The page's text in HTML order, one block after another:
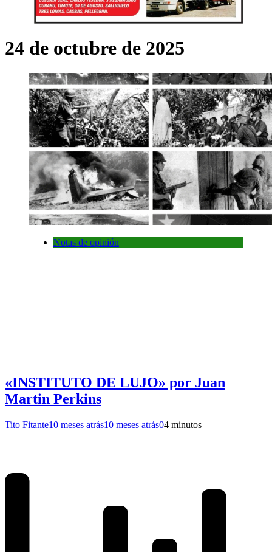
24 de octubre de 2025
Notas de opinión
«INSTITUTO DE LUJO» por Juan
Martin Perkins
Tito Fitante10 meses atrás10 meses atrás04 minutos